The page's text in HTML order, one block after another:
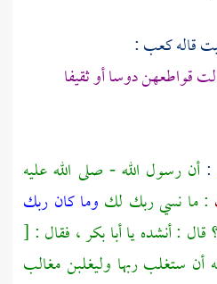
قالهكعب:
قواطعهن دوسا أو ثقيفا
:أن رسول الله - صلى الله عليه
: ما نسي ربك لك وما كان ربك
قال : أنشده ياأبا بكر، فقال : [
ستغلب ربها وليغلبن مغالب